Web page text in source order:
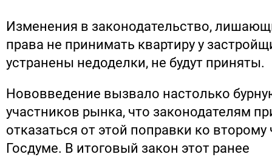
Изменения в законодательство,
права не принимать квартиру у
устранены недоделки, не будут приняты.
Нововведение вызвало настолько
участников рынка, что законодателям
отказаться от этой поправки ко
Госдуме. В итоговый закон этот ранее